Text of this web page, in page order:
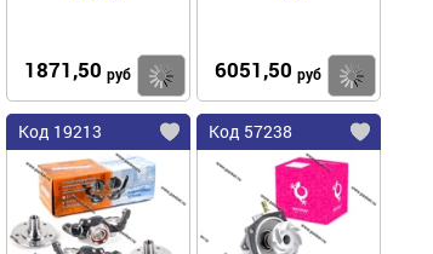
1871,50 руб Купить
6051,50 руб
Код 19213 Код 57238